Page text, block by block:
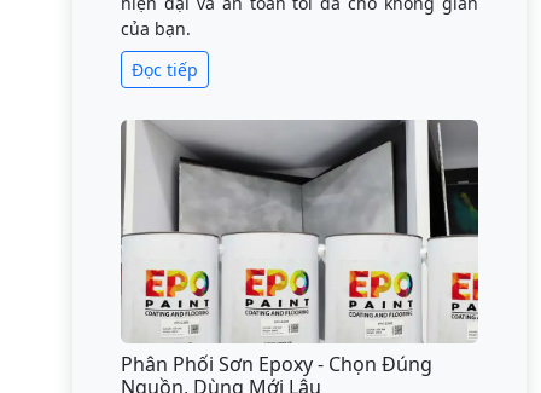
của bạn.
Đọc tiếp
Phân Phối Sơn Epoxy - Chọn Đúng
Nguồn, Dùng Mới Lâu